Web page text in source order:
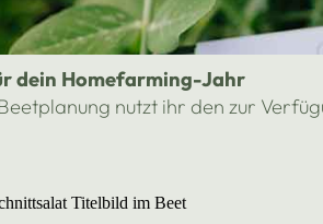
dein Homefarming-Jahr
nutzt ihr den zur